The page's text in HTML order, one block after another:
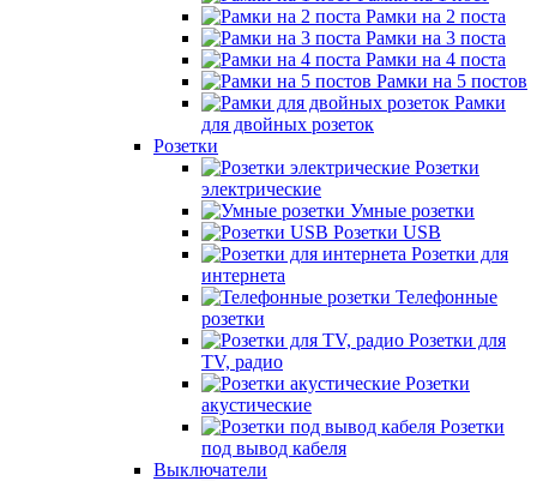
Рамки на 2 поста
Рамки на 3 поста
Рамки на 4 поста
Рамки на 5 постов
Рамки
для двойных розеток
Розетки
Розетки
электрические
Умные розетки
Розетки USB
Розетки для
интернета
Телефонные
розетки
Розетки для
TV, радио
Розетки
акустические
Розетки
под вывод кабеля
Выключатели